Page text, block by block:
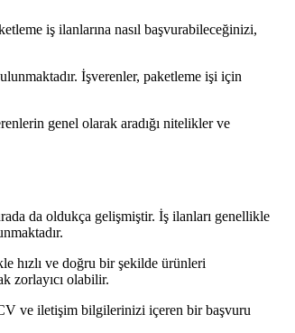
iş ilanlarına nasıl başvurabileceğinizi,
İşverenler, paketleme işi için
genel olarak aradığı nitelikler ve
da oldukça gelişmiştir. İş ilanları genellikle
hızlı ve doğru bir şekilde ürünleri
zorlayıcı olabilir.
ve iletişim bilgilerinizi içeren bir başvuru